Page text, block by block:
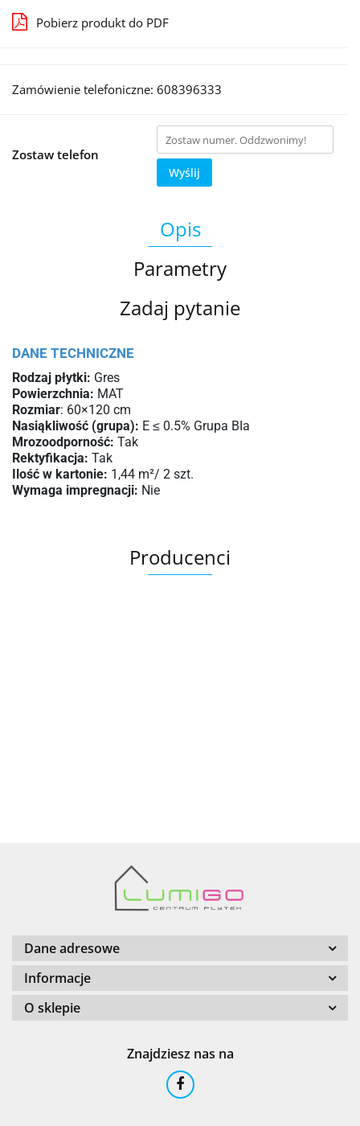
Pobierz produkt do PDF
Zamówienie telefoniczne: 608396333
Zostaw telefon
Wyślij
Opis
Parametry
Zadaj pytanie
DANE TECHNICZNE
Rodzaj płytki: Gres
Powierzchnia: MAT
Rozmiar: 60×120 cm
Nasiąkliwość (grupa): E ≤ 0.5% Grupa BIa
Mrozoodporność: Tak
Rektyfikacja: Tak
Ilość w kartonie: 1,44 m²/ 2 szt.
Wymaga impregnacji: Nie
Producenci
Barwolf
Dane adresowe
Informacje
O sklepie
Znajdziesz nas na